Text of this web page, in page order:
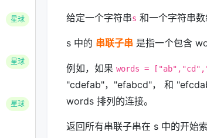
星球
星球
星球
给定一个字符串s 和一个字符串数
s 中的 串联子串 是指一个包含
例如，如果 words =
"cdefab"，"efabcd"， 和
words 排列的连接。
返回所有串联子串在 s 中的开始